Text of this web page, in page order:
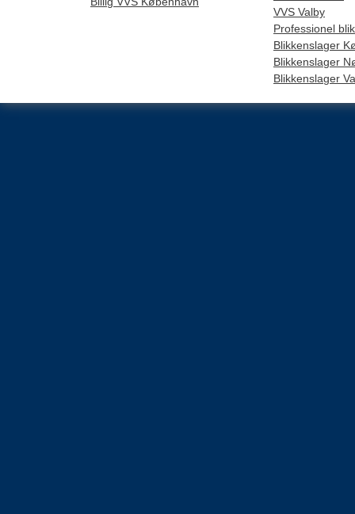
VVS Valby
Professionel
Blikkenslager
Blikkenslager
Blikkenslager